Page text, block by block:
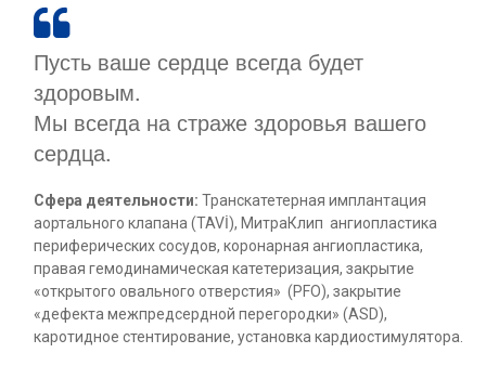

Пусть ваше сердце всегда будет
здоровым.
Мы всегда на страже здоровья вашего
сердца.
Сфера деятельности: Транскатетерная имплантация
аортального клапана (TAVİ), МитраКлип ангиопластика
периферических сосудов, коронарная ангиопластика,
правая гемодинамическая катетеризация, закрытие
«открытого овального отверстия» (PFO), закрытие
«дефекта межпредсердной перегородки» (ASD),
каротидное стентирование, установка кардиостимулятора.